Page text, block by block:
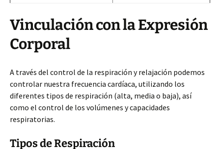
Vinculación con la Expresión
Corporal
A través del control de la respiración y relajación podemos
controlar nuestra frecuencia cardíaca, utilizando los
diferentes tipos de respiración (alta, media o baja), así
como el control de los volúmenes y capacidades
respiratorias.
Tipos de Respiración